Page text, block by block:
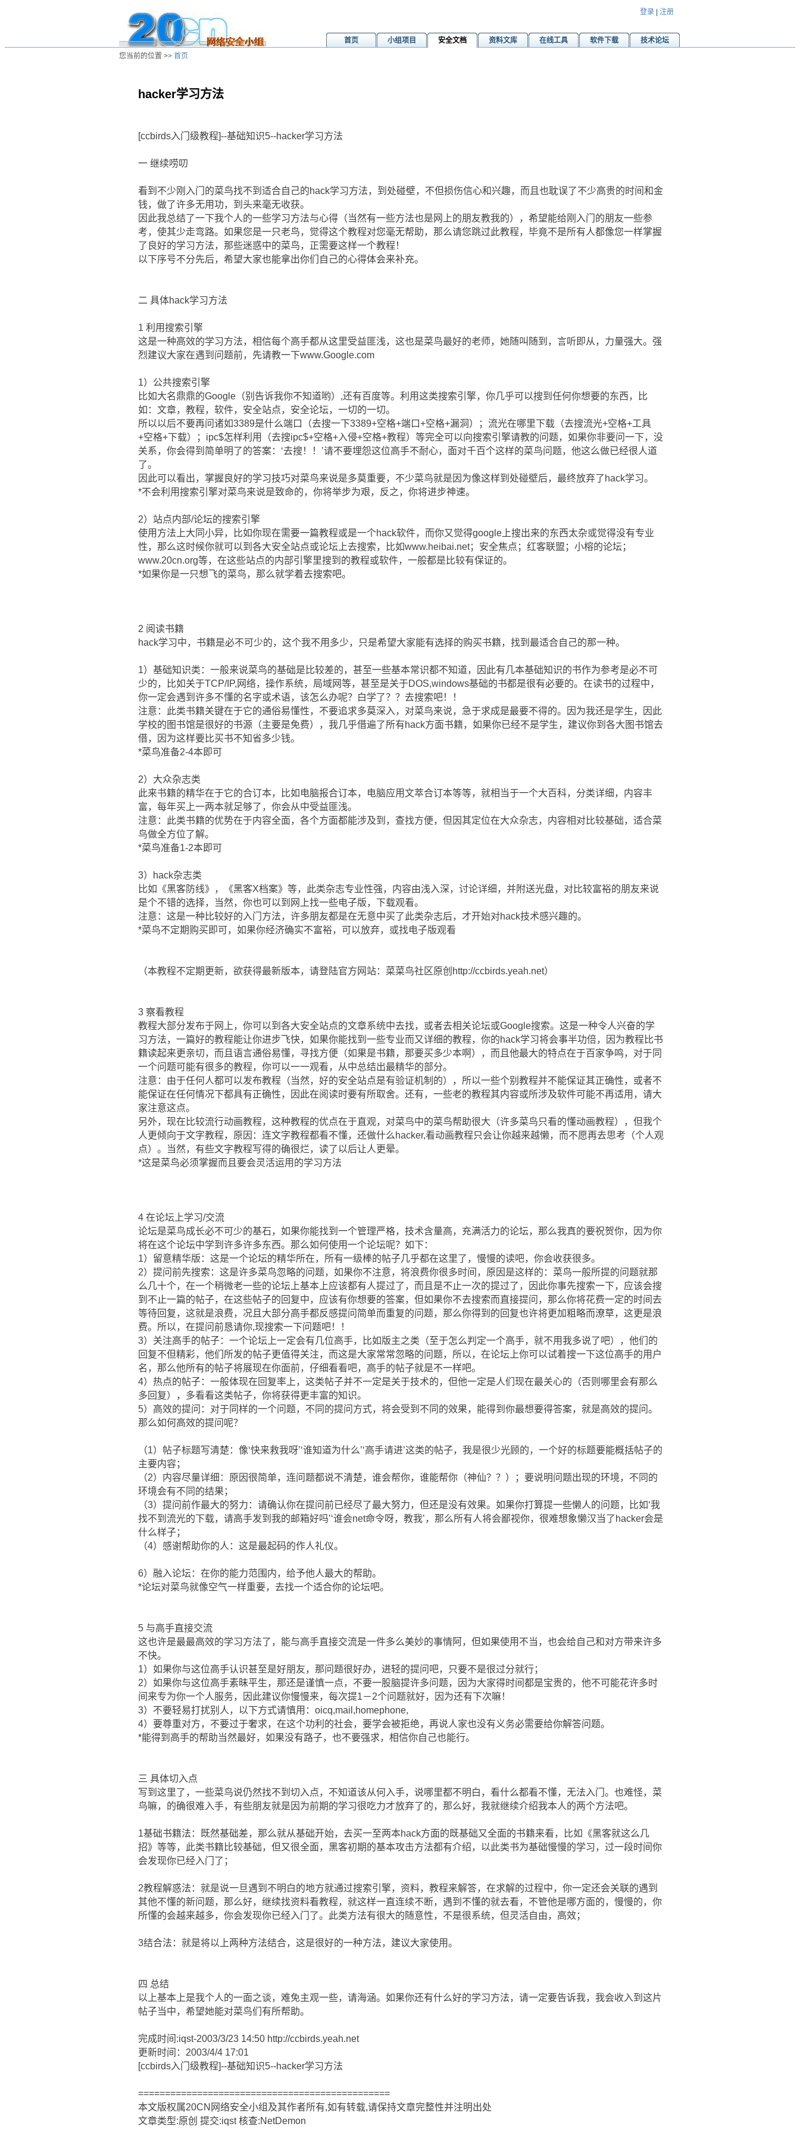
登录 注册
首页 小组项目 安全文档 资料文库 在线工具 软件下载
技术论坛
您当前的位置 >> 首页
hacker学习方法
[ccbirds入门级教程]--基础知识5--hacker学习方法
一 继续唠叨
看到不少刚入门的菜鸟找不到适合自己的hack学习方法，到处碰壁，不但损伤信心和兴趣，而且也耽误了不少高贵的时间和金
钱，做了许多无用功，到头来毫无收获。
因此我总结了一下我个人的一些学习方法与心得（当然有一些方法也是网上的朋友教我的），希望能给刚入门的朋友一些参
考，使其少走弯路。如果您是一只老鸟，觉得这个教程对您毫无帮助，那么请您跳过此教程，毕竟不是所有人都像您一样掌握
了良好的学习方法，那些迷惑中的菜鸟，正需要这样一个教程！
以下序号不分先后，希望大家也能拿出你们自己的心得体会来补充。
二 具体hack学习方法
1 利用搜索引擎
这是一种高效的学习方法，相信每个高手都从这里受益匪浅，这也是菜鸟最好的老师，她随叫随到，言听即从，力量强大。强
烈建议大家在遇到问题前，先请教一下www.Google.com
1）公共搜索引擎
比如大名鼎鼎的Google（别告诉我你不知道哟）,还有百度等。利用这类搜索引擎，你几乎可以搜到任何你想要的东西，比
如：文章，教程，软件，安全站点，安全论坛，一切的一切。
所以以后不要再问诸如3389是什么端口（去搜一下3389+空格+端口+空格+漏洞）；流光在哪里下载（去搜流光+空格+工具
+空格+下载）；ipc$怎样利用（去搜ipc$+空格+入侵+空格+教程）等完全可以向搜索引擎请教的问题，如果你非要问一下，没
关系，你会得到简单明了的答案：‘去搜！！’请不要埋怨这位高手不耐心，面对千百个这样的菜鸟问题，他这么做已经很人道
了。
因此可以看出，掌握良好的学习技巧对菜鸟来说是多莫重要，不少菜鸟就是因为像这样到处碰壁后，最终放弃了hack学习。
*不会利用搜索引擎对菜鸟来说是致命的，你将举步为艰，反之，你将进步神速。
2）站点内部/论坛的搜索引擎
使用方法上大同小异，比如你现在需要一篇教程或是一个hack软件，而你又觉得google上搜出来的东西太杂或觉得没有专业
性，那么这时候你就可以到各大安全站点或论坛上去搜索，比如www.heibai.net；安全焦点；红客联盟；小榕的论坛；
www.20cn.org等，在这些站点的内部引擎里搜到的教程或软件，一般都是比较有保证的。
*如果你是一只想飞的菜鸟，那么就学着去搜索吧。
2 阅读书籍
hack学习中，书籍是必不可少的，这个我不用多少，只是希望大家能有选择的购买书籍，找到最适合自己的那一种。
1）基础知识类：一般来说菜鸟的基础是比较差的，甚至一些基本常识都不知道，因此有几本基础知识的书作为参考是必不可
少的，比如关于TCP/IP,网络，操作系统，局域网等，甚至是关于DOS,windows基础的书都是很有必要的。在读书的过程中，
你一定会遇到许多不懂的名字或术语，该怎么办呢？白学了？？去搜索吧！！
注意：此类书籍关键在于它的通俗易懂性，不要追求多莫深入，对菜鸟来说，急于求成是最要不得的。因为我还是学生，因此
学校的图书馆是很好的书源（主要是免费），我几乎借遍了所有hack方面书籍，如果你已经不是学生，建议你到各大图书馆去
借，因为这样要比买书不知省多少钱。
*菜鸟准备2-4本即可
2）大众杂志类
此来书籍的精华在于它的合订本，比如电脑报合订本，电脑应用文萃合订本等等，就相当于一个大百科，分类详细，内容丰
富，每年买上一两本就足够了，你会从中受益匪浅。
注意：此类书籍的优势在于内容全面，各个方面都能涉及到，查找方便，但因其定位在大众杂志，内容相对比较基础，适合菜
鸟做全方位了解。
*菜鸟准备1-2本即可
3）hack杂志类
比如《黑客防线》，《黑客X档案》等，此类杂志专业性强，内容由浅入深，讨论详细，并附送光盘，对比较富裕的朋友来说
是个不错的选择，当然，你也可以到网上找一些电子版，下载观看。
注意：这是一种比较好的入门方法，许多朋友都是在无意中买了此类杂志后，才开始对hack技术感兴趣的。
*菜鸟不定期购买即可，如果你经济确实不富裕，可以放弃，或找电子版观看
（本教程不定期更新，欲获得最新版本，请登陆官方网站：菜菜鸟社区原创http://ccbirds.yeah.net）
3 察看教程
教程大部分发布于网上，你可以到各大安全站点的文章系统中去找，或者去相关论坛或Google搜索。这是一种令人兴奋的学
习方法，一篇好的教程能让你进步飞快，如果你能找到一些专业而又详细的教程，你的hack学习将会事半功倍，因为教程比书
籍读起来更亲切，而且语言通俗易懂，寻找方便（如果是书籍，那要买多少本啊），而且他最大的特点在于百家争鸣，对于同
一个问题可能有很多的教程，你可以一一观看，从中总结出最精华的部分。
注意：由于任何人都可以发布教程（当然，好的安全站点是有验证机制的），所以一些个别教程并不能保证其正确性，或者不
能保证在任何情况下都具有正确性，因此在阅读时要有所取舍。还有，一些老的教程其内容或所涉及软件可能不再适用，请大
家注意这点。
另外，现在比较流行动画教程，这种教程的优点在于直观，对菜鸟中的菜鸟帮助很大（许多菜鸟只看的懂动画教程），但我个
人更倾向于文字教程，原因：连文字教程都看不懂，还做什么hacker,看动画教程只会让你越来越懒，而不愿再去思考（个人观
点）。当然，有些文字教程写得的确很烂，读了以后让人更晕。
*这是菜鸟必须掌握而且要会灵活运用的学习方法
4 在论坛上学习/交流
论坛是菜鸟成长必不可少的基石，如果你能找到一个管理严格，技术含量高，充满活力的论坛，那么我真的要祝贺你，因为你
将在这个论坛中学到许多许多东西。那么如何使用一个论坛呢？如下：
1）留意精华版：这是一个论坛的精华所在，所有一级棒的帖子几乎都在这里了，慢慢的读吧，你会收获很多。
2）提问前先搜索：这是许多菜鸟忽略的问题，如果你不注意，将浪费你很多时间，原因是这样的：菜鸟一般所提的问题就那
么几十个，在一个稍微老一些的论坛上基本上应该都有人提过了，而且是不止一次的提过了，因此你事先搜索一下，应该会搜
到不止一篇的帖子，在这些帖子的回复中，应该有你想要的答案，但如果你不去搜索而直接提问，那么你将花费一定的时间去
等待回复，这就是浪费，况且大部分高手都反感提问简单而重复的问题，那么你得到的回复也许将更加粗略而潦草，这更是浪
费。所以，在提问前恳请你,现搜索一下问题吧！！
3）关注高手的帖子：一个论坛上一定会有几位高手，比如版主之类（至于怎么判定一个高手，就不用我多说了吧），他们的
回复不但精彩，他们所发的帖子更值得关注，而这是大家常常忽略的问题，所以，在论坛上你可以试着搜一下这位高手的用户
名，那么他所有的帖子将展现在你面前，仔细看看吧，高手的帖子就是不一样吧。
4）热点的帖子：一般体现在回复率上，这类帖子并不一定是关于技术的，但他一定是人们现在最关心的（否则哪里会有那么
多回复），多看看这类帖子，你将获得更丰富的知识。
5）高效的提问：对于同样的一个问题，不同的提问方式，将会受到不同的效果，能得到你最想要得答案，就是高效的提问。
那么如何高效的提问呢？
（1）帖子标题写清楚：像‘快来救我呀’‘谁知道为什么’‘高手请进’这类的帖子，我是很少光顾的，一个好的标题要能概括帖子的
主要内容；
（2）内容尽量详细：原因很简单，连问题都说不清楚，谁会帮你，谁能帮你（神仙？？）；要说明问题出现的环境，不同的
环境会有不同的结果；
（3）提问前作最大的努力：请确认你在提问前已经尽了最大努力，但还是没有效果。如果你打算提一些懒人的问题，比如‘我
找不到流光的下载，请高手发到我的邮箱好吗’‘谁会net命令呀，教我’，那么所有人将会鄙视你，很难想象懒汉当了hacker会是
什么样子；
（4）感谢帮助你的人：这是最起码的作人礼仪。
6）融入论坛：在你的能力范围内，给予他人最大的帮助。
*论坛对菜鸟就像空气一样重要，去找一个适合你的论坛吧。
5 与高手直接交流
这也许是最最高效的学习方法了，能与高手直接交流是一件多么美妙的事情阿，但如果使用不当，也会给自己和对方带来许多
不快。
1）如果你与这位高手认识甚至是好朋友，那问题很好办，进轻的提问吧，只要不是很过分就行；
2）如果你与这位高手素昧平生，那还是谨慎一点，不要一股脑提许多问题，因为大家得时间都是宝贵的，他不可能花许多时
间来专为你一个人服务，因此建议你慢慢来，每次提1－2个问题就好，因为还有下次嘛！
3）不要轻易打扰别人，以下方式请慎用：oicq,mail,homephone,
4）要尊重对方，不要过于奢求，在这个功利的社会，要学会被拒绝，再说人家也没有义务必需要给你解答问题。
*能得到高手的帮助当然最好，如果没有路子，也不要强求，相信你自己也能行。
三 具体切入点
写到这里了，一些菜鸟说仍然找不到切入点，不知道该从何入手，说哪里都不明白，看什么都看不懂，无法入门。也难怪，菜
鸟嘛，的确很难入手，有些朋友就是因为前期的学习很吃力才放弃了的，那么好，我就继续介绍我本人的两个方法吧。
1基础书籍法：既然基础差，那么就从基础开始，去买一至两本hack方面的既基础又全面的书籍来看，比如《黑客就这么几
招》等等，此类书籍比较基础，但又很全面，黑客初期的基本攻击方法都有介绍，以此类书为基础慢慢的学习，过一段时间你
会发现你已经入门了；
2教程解惑法：就是说一旦遇到不明白的地方就通过搜索引擎，资料，教程来解答，在求解的过程中，你一定还会关联的遇到
其他不懂的新问题，那么好，继续找资料看教程，就这样一直连续不断，遇到不懂的就去看，不管他是哪方面的，慢慢的，你
所懂的会越来越多，你会发现你已经入门了。此类方法有很大的随意性，不是很系统，但灵活自由，高效；
3结合法：就是将以上两种方法结合，这是很好的一种方法，建议大家使用。
四 总结
以上基本上是我个人的一面之谈，难免主观一些，请海涵。如果你还有什么好的学习方法，请一定要告诉我，我会收入到这片
帖子当中，希望她能对菜鸟们有所帮助。
完成时间:iqst-2003/3/23 14:50 http://ccbirds.yeah.net
更新时间：2003/4/4 17:01
[ccbirds入门级教程]--基础知识5--hacker学习方法
===============================================
本文版权属20CN网络安全小组及其作者所有,如有转载,请保持文章完整性并注明出处
文章类型:原创 提交:iqst 核查:NetDemon